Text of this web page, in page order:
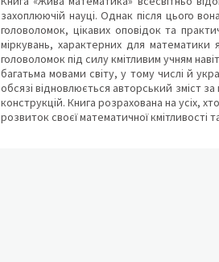
захоплюючій науці. Однак після цього
головоломок, цікавих оповідок та
міркувань, характерних для математики
головоломок під силу кмітливим учням
багатьма мовами світу, у тому числі й
обсязі відновлюється авторський зміст
конструкцій. Книга розрахована на усіх,
розвиток своєї математичної